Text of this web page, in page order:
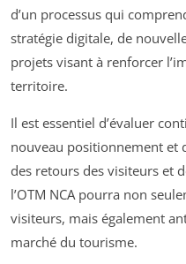
d’un processus qui
stratégie digitale, de
projets visant à renforcer
territoire.
Il est essentiel d’évaluer
nouveau positionnement et
des retours des visiteurs et
l’OTM NCA pourra non
visiteurs, mais également
marché du tourisme.